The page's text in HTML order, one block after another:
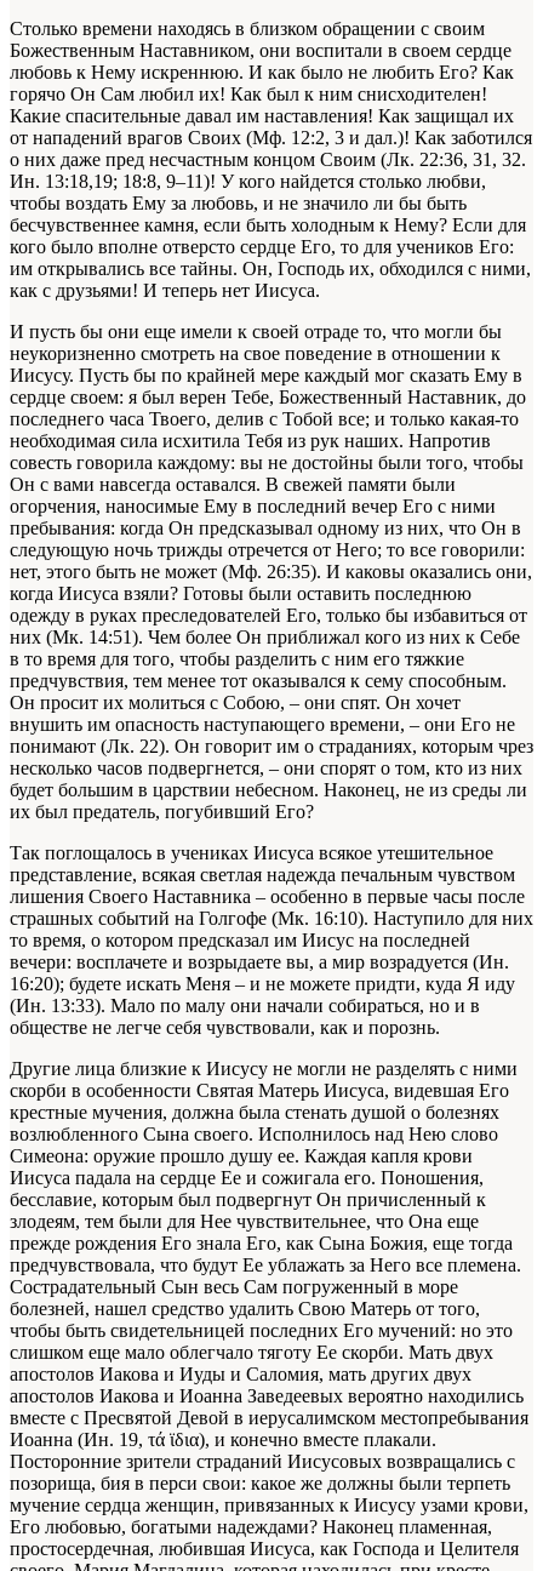
Столько времени находясь в близком обращении с своим
Божественным Наставником, они воспитали в своем сердце
любовь к Нему искреннюю. И как было не любить Его? Как
горячо Он Сам любил их! Как был к ним снисходителен!
Какие спасительные давал им наставления! Как защищал их
от нападений врагов Своих (Мф. 12:2, 3 и дал.)! Как заботился
о них даже пред несчастным концом Своим (Лк. 22:36, 31, 32.
Ин. 13:18,19; 18:8, 9–11)! У кого найдется столько любви,
чтобы воздать Ему за любовь, и не значило ли бы быть
бесчувственнее камня, если быть холодным к Нему? Если для
кого было вполне отверсто сердце Его, то для учеников Его:
им открывались все тайны. Он, Господь их, обходился с ними,
как с друзьями! И теперь нет Иисуса.
И пусть бы они еще имели к своей отраде то, что могли бы
неукоризненно смотреть на свое поведение в отношении к
Иисусу. Пусть бы по крайней мере каждый мог сказать Ему в
сердце своем: я был верен Тебе, Божественный Наставник, до
последнего часа Твоего, делив с Тобой все; и только какая-то
необходимая сила исхитила Тебя из рук наших. Напротив
совесть говорила каждому: вы не достойны были того, чтобы
Он с вами навсегда оставался. В свежей памяти были
огорчения, наносимые Ему в последний вечер Его с ними
пребывания: когда Он предсказывал одному из них, что Он в
следующую ночь трижды отречется от Него; то все говорили:
нет, этого быть не может (Мф. 26:35). И каковы оказались они,
когда Иисуса взяли? Готовы были оставить последнюю
одежду в руках преследователей Его, только бы избавиться от
них (Мк. 14:51). Чем более Он приближал кого из них к Себе
в то время для того, чтобы разделить с ним его тяжкие
предчувствия, тем менее тот оказывался к сему способным.
Он просит их молиться с Собою, – они спят. Он хочет
внушить им опасность наступающего времени, – они Его не
понимают (Лк. 22). Он говорит им о страданиях, которым чрез
несколько часов подвергнется, – они спорят о том, кто из них
будет большим в царствии небесном. Наконец, не из среды ли
их был предатель, погубивший Его?
Так поглощалось в учениках Иисуса всякое утешительное
представление, всякая светлая надежда печальным чувством
лишения Своего Наставника – особенно в первые часы после
страшных событий на Голгофе (Мк. 16:10). Наступило для них
то время, о котором предсказал им Иисус на последней
вечери: восплачете и возрыдаете вы, а мир возрадуется (Ин.
16:20); будете искать Меня – и не можете придти, куда Я иду
(Ин. 13:33). Мало по малу они начали собираться, но и в
обществе не легче себя чувствовали, как и порознь.
Другие лица близкие к Иисусу не могли не разделять с ними
скорби в особенности Святая Матерь Иисуса, видевшая Его
крестные мучения, должна была стенать душой о болезнях
возлюбленного Сына своего. Исполнилось над Нею слово
Симеона: оружие прошло душу ее. Каждая капля крови
Иисуса падала на сердце Ее и сожигала его. Поношения,
бесславие, которым был подвергнут Он причисленный к
злодеям, тем были для Нее чувствительнее, что Она еще
прежде рождения Его знала Его, как Сына Божия, еще тогда
предчувствовала, что будут Ее ублажать за Него все племена.
Сострадательный Сын весь Сам погруженный в море
болезней, нашел средство удалить Свою Матерь от того,
чтобы быть свидетельницей последних Его мучений: но это
слишком еще мало облегчало тяготу Ее скорби. Мать двух
апостолов Иакова и Иуды и Саломия, мать других двух
апостолов Иакова и Иоанна Заведеевых вероятно находились
вместе с Пресвятой Девой в иерусалимском местопребывания
Иоанна (Ин. 19, τά ϊδια), и конечно вместе плакали.
Посторонние зрители страданий Иисусовых возвращались с
позорища, бия в перси свои: какое же должны были терпеть
мучение сердца женщин, привязанных к Иисусу узами крови,
Его любовью, богатыми надеждами? Наконец пламенная,
простосердечная, любившая Иисуса, как Господа и Целителя